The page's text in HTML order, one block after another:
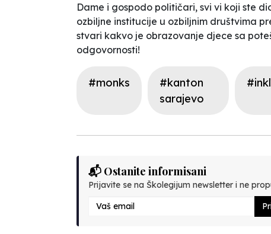
Dame i gospodo političari, svi vi koji ste
ozbiljne institucije u ozbiljnim društvima
stvari kakvo je obrazovanje djece sa
odgovornosti!
#monks
#kanton
sarajevo
📬 Ostanite informisani
Prijavite se na Školegijum newsletter i ne